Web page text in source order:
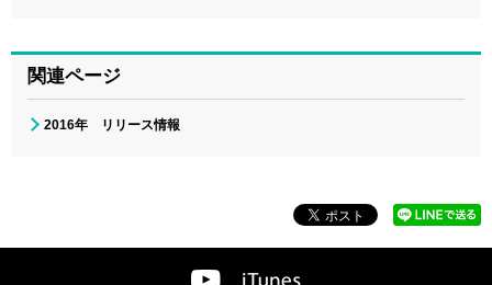
関連ページ
2016年 リリース情報